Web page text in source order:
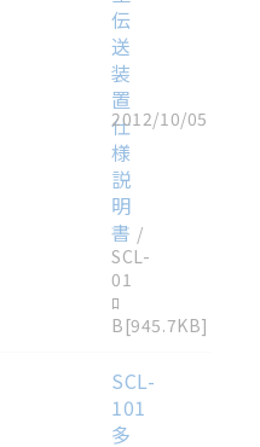
伝
送
装
置
仕
様
説
明
書 /
SCL-
01
ﾛ
B [945.7KB]
2012/10/05
SCL-
101
多